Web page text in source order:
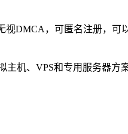
DMCA，可匿名注册，
机、VPS和专用服务器方